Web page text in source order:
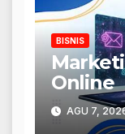
BISNIS
Online
AGU 7,